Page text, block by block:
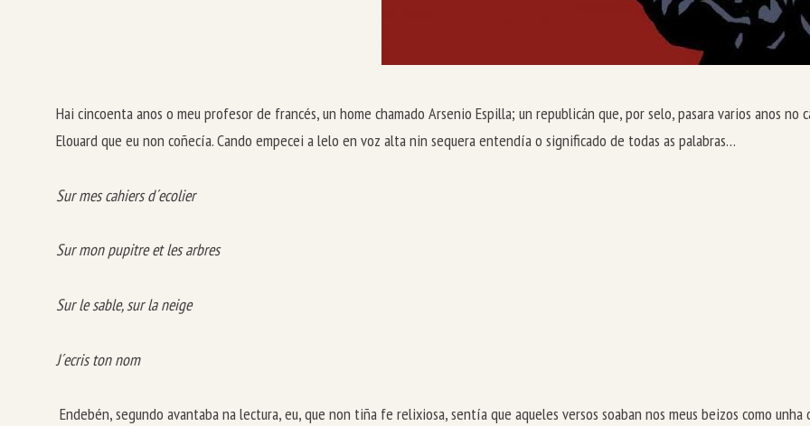
Hai cincoenta anos o meu profesor de francés, un home chamado Arsenio Espilla; un republicán que, por selo, pasara varios anos no
Elouard que eu non coñecía. Cando empecei a lelo en voz alta nin sequera entendía o significado de todas as palabras…
Sur mes cahiers d´ecolier
Sur mon pupitre et les arbres
Sur le sable, sur la neige
J´ecris ton nom
Endebén, segundo avantaba na lectura, eu, que non tiña fe relixiosa, sentía que aqueles versos soaban nos meus beizos como unha